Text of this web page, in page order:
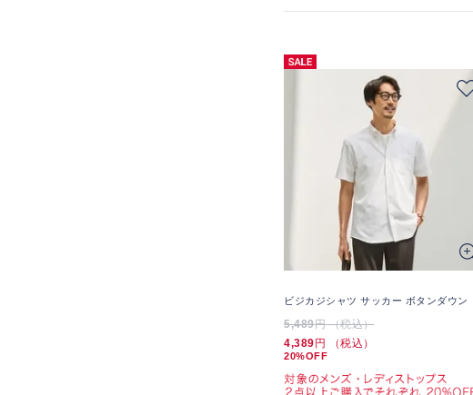
ビジカジシャツ サッカー ボタンダウン
5,489円 （税込）
4,389 円 （税込）
20%OFF